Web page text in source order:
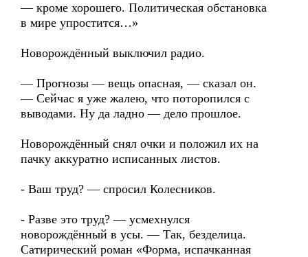
— кроме хорошего. Политическая обстановка
в мире упростится…»
Новорождённый выключил радио.
— Прогнозы — вещь опасная, — сказал он.
— Сейчас я уже жалею, что поторопился с
выводами. Ну да ладно — дело прошлое.
Новорождённый снял очки и положил их на
пачку аккуратно исписанных листов.
- Ваш труд? — спросил Колесников.
- Разве это труд? — усмехнулся
новорождённый в усы. — Так, безделица.
Сатирический роман «Форма, испачканная